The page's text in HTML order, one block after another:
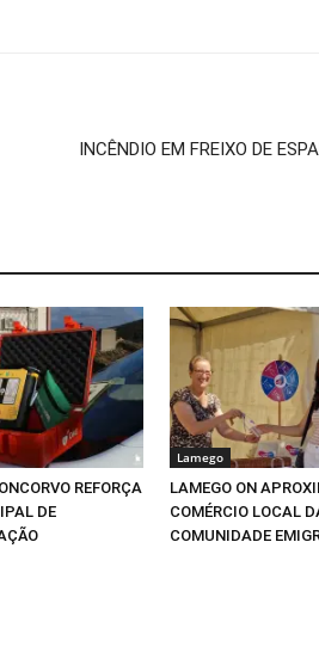
INCÊNDIO EM FREIXO DE
REFORÇA
DE
Lamego
LAMEGO ON
COMÉRCIO LOCAL
COMUNIDADE